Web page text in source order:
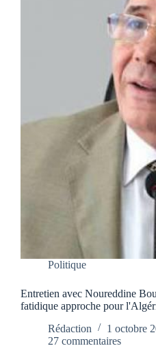
Politique
Entretien avec Noureddine
fatidique approche pour
Rédaction
1 octobre
27 commentaires